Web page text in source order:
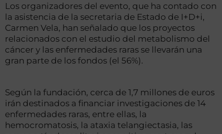
Los organizadores del evento, que ha contado con
la asistencia de la secretaria de Estado de I+D+i,
Carmen Vela, han señalado que los proyectos
relacionados con el estudio del metabolismo del
cáncer y las enfermedades raras se llevarán una
gran parte de los fondos (el 56%).
Según la fundación, cerca de 1,7 millones de euros
irán destinados a financiar investigaciones de 14
enfermedades raras, entre ellas, la
hemocromatosis, la ataxia telangiectasia, las